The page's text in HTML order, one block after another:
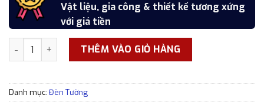
Hoàn thiện cẩn thận, tỉ mỉ, xắc xảo
Vật liệu, gia công & thiết kế tương xứng
với giá tiền
Đổi trả trong 7 ngày kể từ thời điểm nhận
hàng
Hoàn tiền 100% cho các sản phẩm lỗi
Đèn tường WL DT015 sang trọng thiết kế cổ điển số lượng
THÊM VÀO GIỎ HÀNG
Danh mục: Đèn Tường